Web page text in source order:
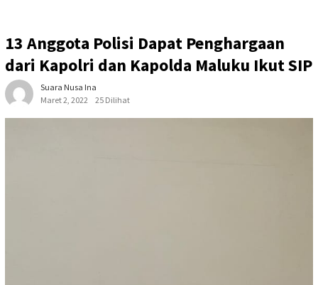
13 Anggota Polisi Dapat Penghargaan
dari Kapolri dan Kapolda Maluku Ikut SIP
Suara Nusa Ina
Maret 2, 2022
25 Dilihat